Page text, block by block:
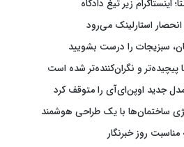
سبزیجات را درست بشویید
پیچیده‌تر و نگران‌کننده‌تر شده است
جدید اوپن‌ای‌آی را متوقف کرد
روز خبرنگار